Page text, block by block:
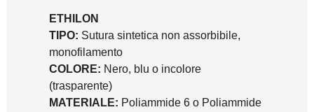
ETHILON
TIPO: Sutura sintetica non assorbibile,
monofilamento
COLORE: Nero, blu o incolore
(trasparente)
MATERIALE: Poliammide 6 o Poliammide